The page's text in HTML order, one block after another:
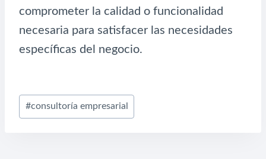
comprometer la calidad o funcionalidad
necesaria para satisfacer las necesidades
específicas del negocio.
Etiquetas
de
#consultoría empresarial